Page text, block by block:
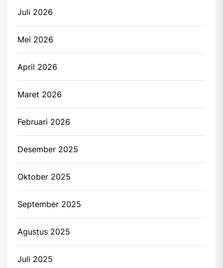
Juli 2026
Mei 2026
April 2026
Maret 2026
Februari 2026
Desember 2025
Oktober 2025
September 2025
Agustus 2025
Juli 2025